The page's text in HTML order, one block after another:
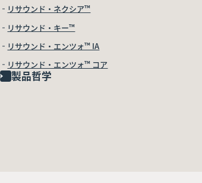
リサウンド・ネクシア™
リサウンド・キー™
リサウンド・エンツォ™ IA
リサウンド・エンツォ™ コア
製品哲学